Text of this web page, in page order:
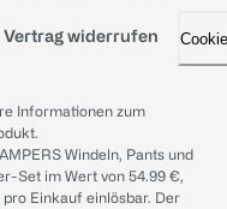
Vertrag widerrufen
Informationen zum
Windeln, Pants und
Set im Wert von 54.99 €,
Einkauf einlösbar. Der